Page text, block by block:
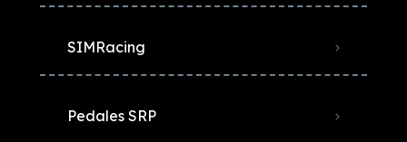
SIMRacing
Pedales SRP